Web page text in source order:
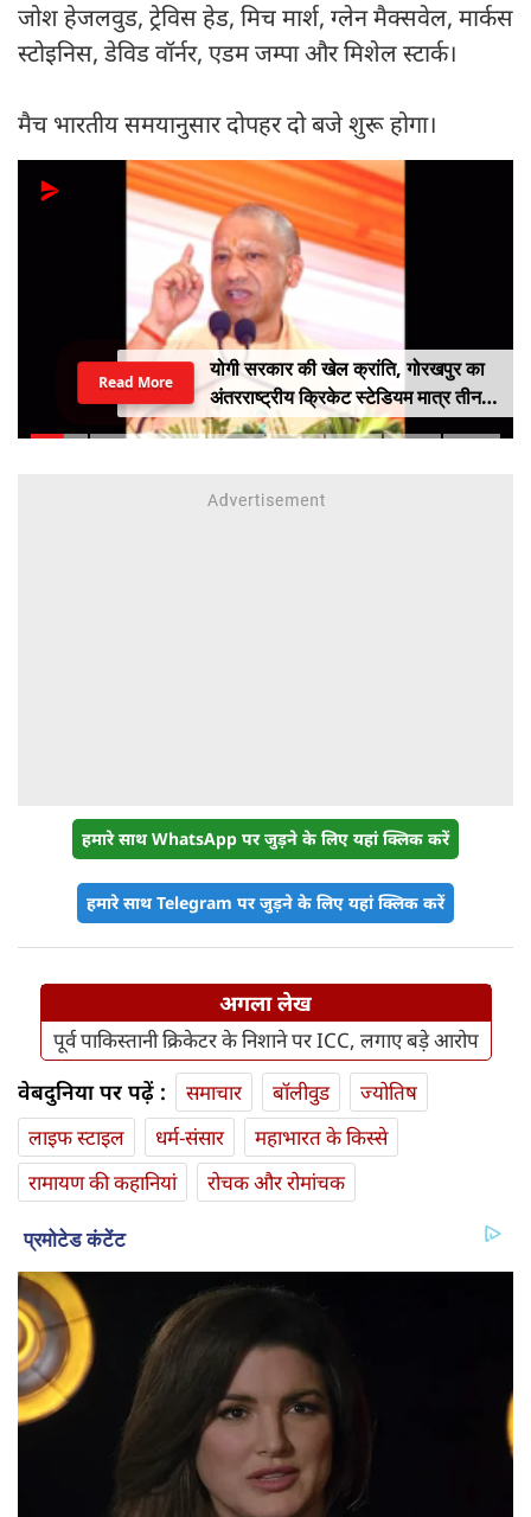
जोश हेजलवुड, ट्रेविस हेड, मिच मार्श, ग्लेन मैक्सवेल, मार्कस
स्टोइनिस, डेविड वॉर्नर, एडम जम्पा और मिशेल स्टार्क।
मैच भारतीय समयानुसार दोपहर दो बजे शुरू होगा।
योगी सरकार की खेल क्रांति, गोरखपुर का
अंतरराष्ट्रीय क्रिकेट स्टेडियम मात्र तीन
महीने में लगभग 20% तैयार
Read More
हमारे साथ WhatsApp पर जुड़ने के लिए यहां क्लिक करें
हमारे साथ Telegram पर जुड़ने के लिए यहां क्लिक करें
अगला लेख
पूर्व पाकिस्तानी क्रिकेटर के निशाने पर ICC, लगाए बड़े आरोप
वेबदुनिया पर पढ़ें : समाचार बॉलीवुड
ज्योतिष
लाइफ स्‍टाइल
धर्म-संसार
महाभारत के किस्से
रामायण की कहानियां
रोचक और रोमांचक